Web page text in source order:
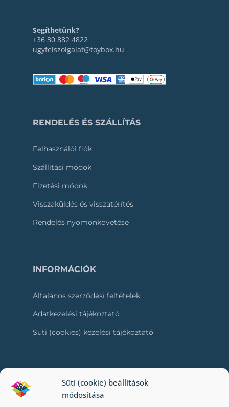
Süti (cookie) beállítások
módosítása
Segíthetünk?
+36 30 882 4822
ugyfelszolgalat@toybox.hu
RENDELÉS ÉS SZÁLLÍTÁS
Felhasználói fiók
Szállítási módok
Fizetési módok
Visszaküldés és visszatérítés
Rendelés nyomonkövetése
INFORMÁCIÓK
Általános szerződési feltételek
Adatkezelési tájékoztató
Süti (cookies) kezelési tájékoztató
RÓLUNK